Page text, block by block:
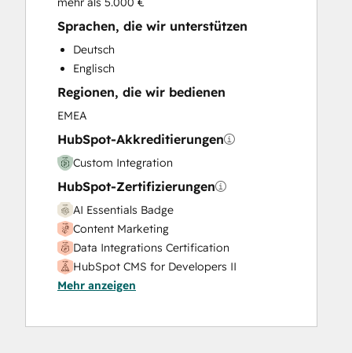
Social Media
Website Design
Website Development
Website Migration
Sprachen, die wir unterstützen
Deutsch
Englisch
Regionen, die wir bedienen
EMEA
HubSpot-Akkreditierungen
Custom Integration
HubSpot-Zertifizierungen
AI Essentials Badge
Content Marketing
Data Integrations Certification
HubSpot CMS for Developers II
HubSpot Marketing Hub Software
HubSpot Sales Software
Mehr anzeigen